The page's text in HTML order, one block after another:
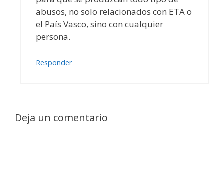
abusos, no solo relacionados con ETA o
el País Vasco, sino con cualquier
persona.
Responder
Deja un comentario